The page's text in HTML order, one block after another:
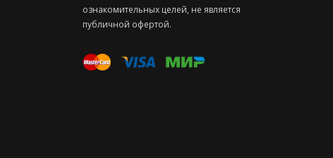
ознакомительных целей, не является
публичной офертой.